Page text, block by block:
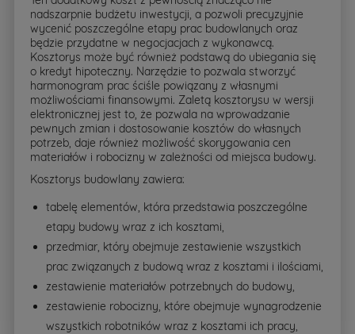
nadszarpnie budżetu inwestycji, a pozwoli precyzyjnie
wycenić poszczególne etapy prac budowlanych oraz
będzie przydatne w negocjacjach z wykonawcą.
Kosztorys może być również podstawą do ubiegania się
o kredyt hipoteczny. Narzędzie to pozwala stworzyć
harmonogram prac ściśle powiązany z własnymi
możliwościami finansowymi. Zaletą kosztorysu w wersji
elektronicznej jest to, że pozwala na wprowadzanie
pewnych zmian i dostosowanie kosztów do własnych
potrzeb, daje również możliwość skorygowania cen
materiałów i robocizny w zależności od miejsca budowy.
Kosztorys budowlany zawiera:
tabelę elementów, która przedstawia poszczególne
etapy budowy wraz z ich kosztami,
przedmiar, który obejmuje zestawienie wszystkich
prac związanych z budową wraz z kosztami i ilościami,
zestawienie materiałów potrzebnych do budowy,
zestawienie robocizny, które obejmuje wynagrodzenie
wszystkich robotników wraz z kosztami ich pracy,